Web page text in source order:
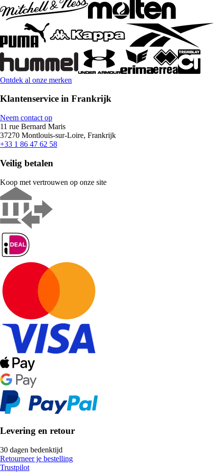
Ontdek al onze merken
Klantenservice in Frankrijk
Neem contact op
11 rue Bernard Maris
37270 Montlouis-sur-Loire, Frankrijk
+33 1 86 47 62 58
Veilig betalen
Koop met vertrouwen op onze site
Levering en retour
30 dagen bedenktijd
Retourneer je bestelling
Trustpilot